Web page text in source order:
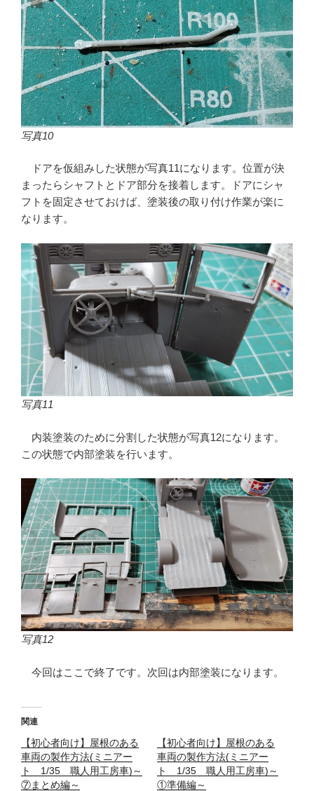
写真10
ドアを仮組みした状態が写真11になります。位置が決
まったらシャフトとドア部分を接着します。ドアにシャ
フトを固定させておけば、塗装後の取り付け作業が楽に
なります。
写真11
内装塗装のために分割した状態が写真12になります。
この状態で内部塗装を行います。
写真12
今回はここで終了です。次回は内部塗装になります。
関連
【初心者向け】屋根のある
車両の製作方法(ミニアー
ト 1/35 職人用工房車)～
⑦まとめ編～
【初心者向け】屋根のある
車両の製作方法(ミニアー
ト 1/35 職人用工房車)～
①準備編～